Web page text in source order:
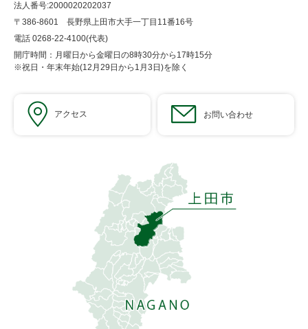
法人番号:2000020202037
〒386-8601 長野県上田市大手一丁目11番16号
電話 0268-22-4100(代表)
開庁時間：月曜日から金曜日の8時30分から17時15分
※祝日・年末年始(12月29日から1月3日)を除く
アクセス お問い合わせ